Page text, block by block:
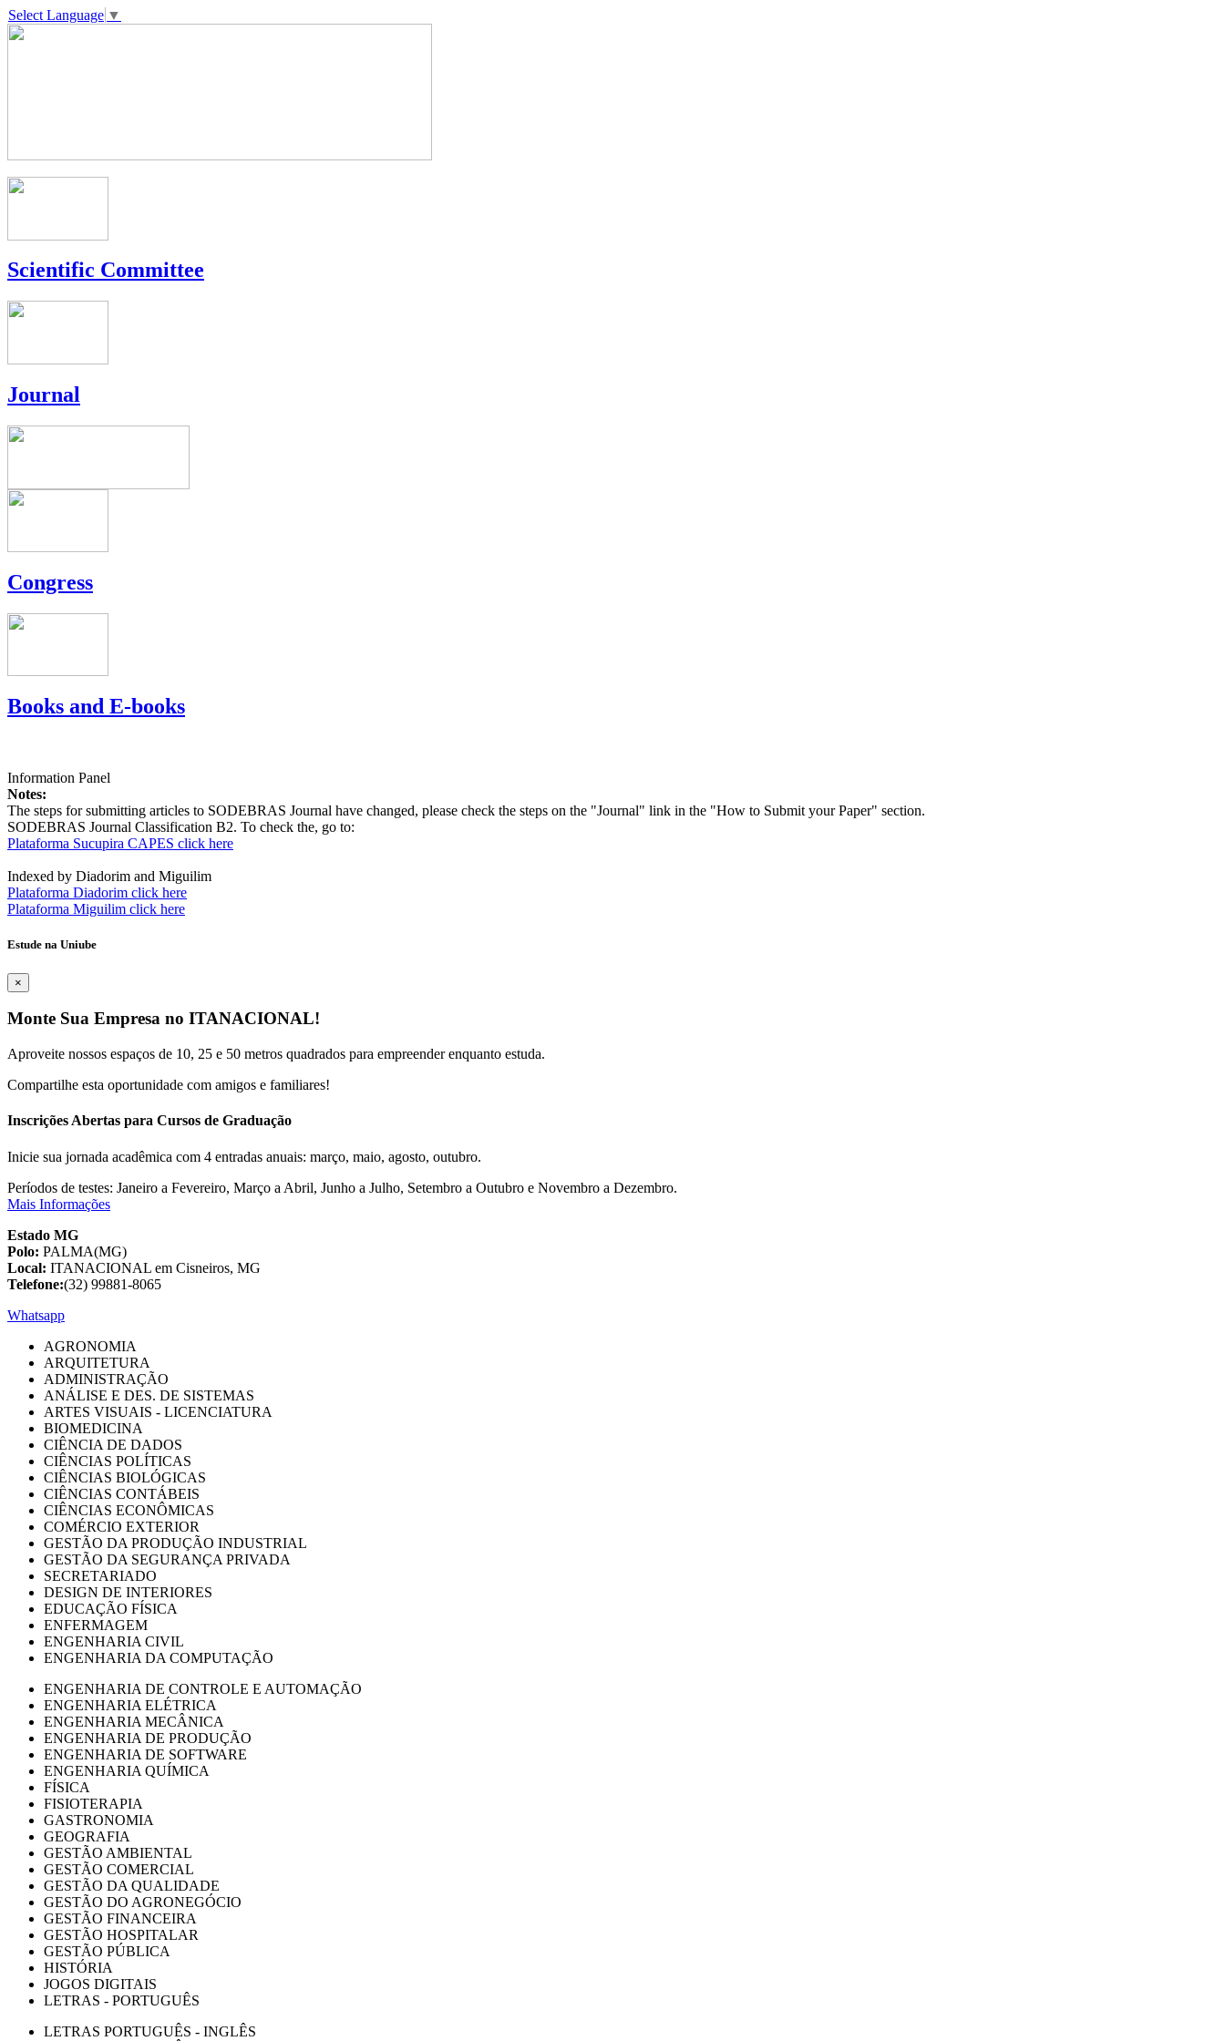
Select Language ▼
Scientific Committee
Journal
Congress
Books and E-books
Information Panel
Notes:
The steps for submitting articles to SODEBRAS Journal have changed, please check the steps on the "Journal" link in the "How to Submit your Paper" section.
SODEBRAS Journal Classification B2. To check the, go to:
Plataforma Sucupira CAPES click here
Indexed by Diadorim and Miguilim
Plataforma Diadorim click here
Plataforma Miguilim click here
Estude na Uniube
×
Monte Sua Empresa no ITANACIONAL!
Aproveite nossos espaços de 10, 25 e 50 metros quadrados para empreender enquanto estuda.
Compartilhe esta oportunidade com amigos e familiares!
Inscrições Abertas para Cursos de Graduação
Inicie sua jornada acadêmica com 4 entradas anuais: março, maio, agosto, outubro.
Períodos de testes: Janeiro a Fevereiro, Março a Abril, Junho a Julho, Setembro a Outubro e Novembro a Dezembro.
Mais Informações
Estado MG
Polo: PALMA(MG)
Local: ITANACIONAL em Cisneiros, MG
Telefone:(32) 99881-8065
Whatsapp
AGRONOMIA
ARQUITETURA
ADMINISTRAÇÃO
ANÁLISE E DES. DE SISTEMAS
ARTES VISUAIS - LICENCIATURA
BIOMEDICINA
CIÊNCIA DE DADOS
CIÊNCIAS POLÍTICAS
CIÊNCIAS BIOLÓGICAS
CIÊNCIAS CONTÁBEIS
CIÊNCIAS ECONÔMICAS
COMÉRCIO EXTERIOR
GESTÃO DA PRODUÇÃO INDUSTRIAL
GESTÃO DA SEGURANÇA PRIVADA
SECRETARIADO
DESIGN DE INTERIORES
EDUCAÇÃO FÍSICA
ENFERMAGEM
ENGENHARIA CIVIL
ENGENHARIA DA COMPUTAÇÃO
ENGENHARIA DE CONTROLE E AUTOMAÇÃO
ENGENHARIA ELÉTRICA
ENGENHARIA MECÂNICA
ENGENHARIA DE PRODUÇÃO
ENGENHARIA DE SOFTWARE
ENGENHARIA QUÍMICA
FÍSICA
FISIOTERAPIA
GASTRONOMIA
GEOGRAFIA
GESTÃO AMBIENTAL
GESTÃO COMERCIAL
GESTÃO DA QUALIDADE
GESTÃO DO AGRONEGÓCIO
GESTÃO FINANCEIRA
GESTÃO HOSPITALAR
GESTÃO PÚBLICA
HISTÓRIA
JOGOS DIGITAIS
LETRAS - PORTUGUÊS
LETRAS PORTUGUÊS - INGLÊS